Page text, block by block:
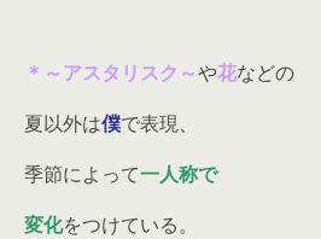
＊～アスタリスク～や花などの
夏以外は僕で表現、
季節によって一人称で
変化をつけている。